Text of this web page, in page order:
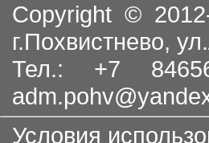
Copyright ©
г.Похвистнево,
Тел.: +7
Условия